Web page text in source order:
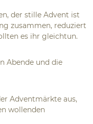
der stille Advent ist
zusammen, reduziert
es ihr gleichtun.
Abende und die
Adventmärkte aus,
wollenden